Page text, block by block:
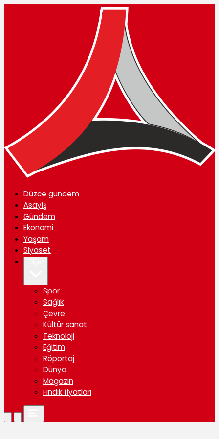
Düzce gündem
Asayiş
Gündem
Ekonomi
Yaşam
Siyaset
Spor
Sağlık
Çevre
Kültür sanat
Teknoloji
Eğitim
Röportaj
Dünya
Magazin
Fındık fiyatları